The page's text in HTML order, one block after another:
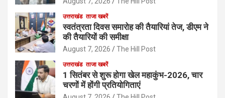
उत्तराखंड ताजा खबरें
स्वतंत्रता दिवस समारोह की तैयारियां तेज, डीएम ने
की तैयारियों की समीक्षा
August 7, 2026 The Hill Post
उत्तराखंड ताजा खबरें
1 सितंबर से शुरू होगा खेल महाकुंभ-2026, चार
चरणों में होंगी प्रतियोगिताएं